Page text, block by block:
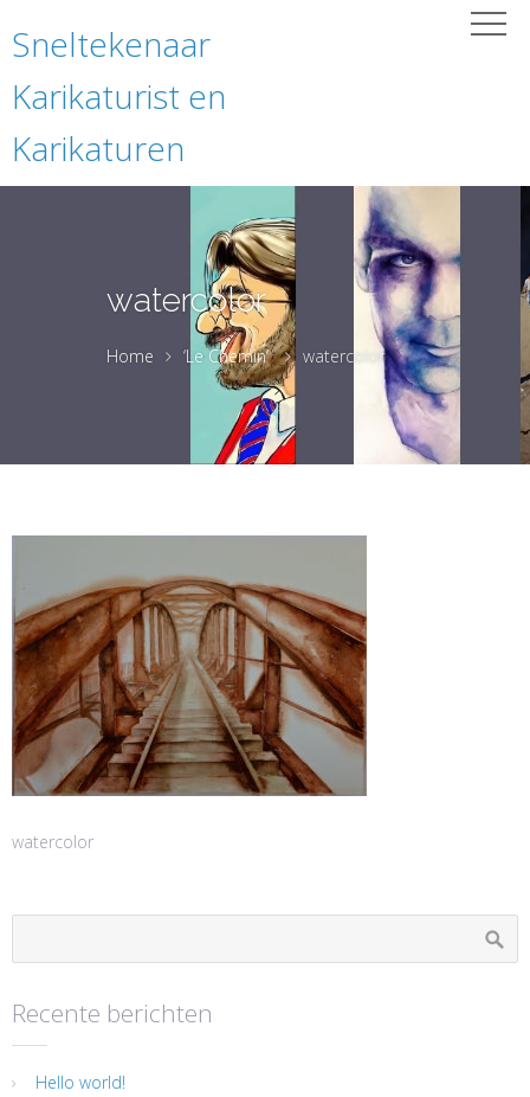
Sneltekenaar
Karikaturist en
Karikaturen
watercolor
Home ‘Le Chemin’ watercolor
watercolor
Recente berichten
Hello world!